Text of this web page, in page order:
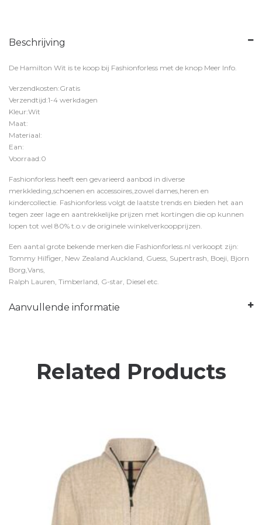
Beschrijving
De Hamilton Wit is te koop bij Fashionforless met de knop Meer Info.
Verzendkosten:Gratis
Verzendtijd:1-4 werkdagen
Kleur:Wit
Maat:
Materiaal:
Ean:
Voorraad:0
Fashionforless heeft een gevarieerd aanbod in diverse
merkkleding,schoenen en accessoires,zowel dames,heren en
kindercollectie. Fashionforless volgt de laatste trends en bieden het aan
tegen zeer lage en aantrekkelijke prijzen met kortingen die op kunnen
lopen tot wel 80% t.o.v de originele winkelverkoopprijzen.
Een aantal grote bekende merken die Fashionforless.nl verkoopt zijn:
Tommy Hilfiger, New Zealand Auckland, Guess, Supertrash, Boeji, Bjorn
Borg,Vans,
Ralph Lauren, Timberland, G-star, Diesel etc.
Aanvullende informatie
Related Products